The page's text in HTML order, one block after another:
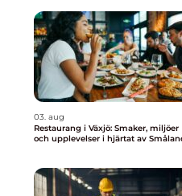
03. aug
Restaurang i Växjö: Smaker, miljöer
och upplevelser i hjärtat av